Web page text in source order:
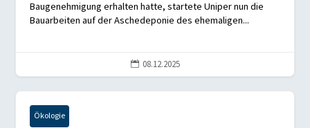
Baugenehmigung erhalten hatte, startete Uniper nun die
Bauarbeiten auf der Aschedeponie des ehemaligen...
 08.12.2025
Ökologie